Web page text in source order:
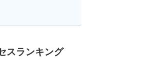
スランキング